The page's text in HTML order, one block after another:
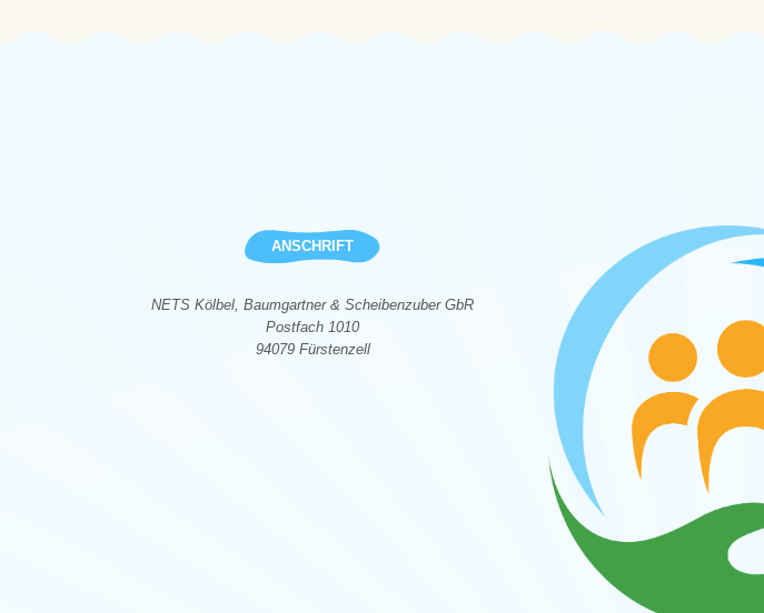
ANSCHRIFT
NETS Kölbel, Baumgartner & Scheibenzuber GbR
Postfach 1010
94079 Fürstenzell